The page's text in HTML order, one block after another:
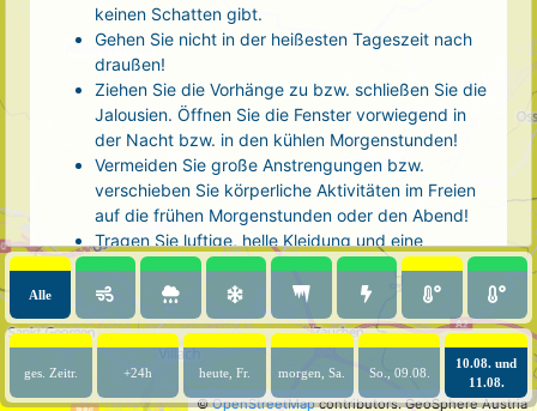
©OpenStreetMapcontributors. GeoSphere Austria
keinen Schatten gibt.
Gehen Sie nicht in der heißesten Tageszeit nach
draußen!
Ziehen Sie die Vorhänge zu bzw. schließen Sie die
Jalousien. Öffnen Sie die Fenster vorwiegend in
der Nacht bzw. in den kühlen Morgenstunden!
Vermeiden Sie große Anstrengungen bzw.
verschieben Sie körperliche Aktivitäten im Freien
auf die frühen Morgenstunden oder den Abend!
Tragen Sie luftige, helle Kleidung und eine
Kopfbedeckung!
Nehmen Sie eine kühle Dusche! Auch kalte Arm-
und Fußbäder wirken entlastend.
Trinken Sie ausreichend und regelmäßig
(mindestens 2 - 3 Liter pro Tag)! Optimal sind
Wasser, ungesüßter Tee oder mit Wasser
Alle
ges. Zeitr. +24h heute, Fr. morgen, Sa. So., 09.08.
10.08. und
11.08.